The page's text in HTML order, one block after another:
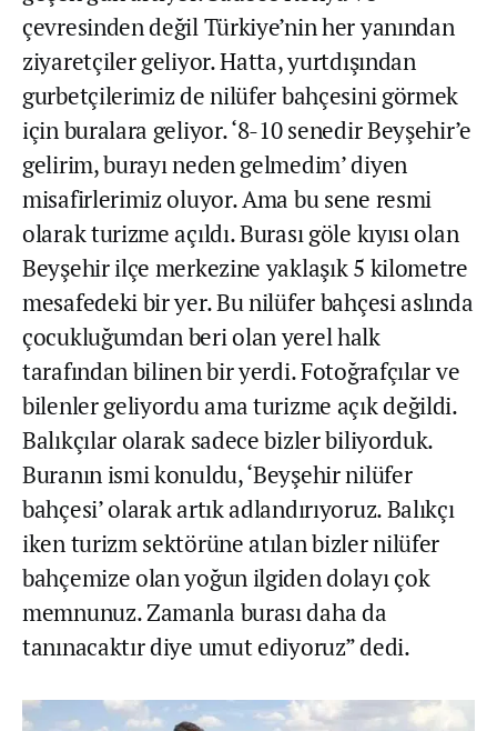
çevresinden değil Türkiye’nin her yanından
ziyaretçiler geliyor. Hatta, yurtdışından
gurbetçilerimiz de nilüfer bahçesini görmek
için buralara geliyor. ‘8-10 senedir Beyşehir’e
gelirim, burayı neden gelmedim’ diyen
misafirlerimiz oluyor. Ama bu sene resmi
olarak turizme açıldı. Burası göle kıyısı olan
Beyşehir ilçe merkezine yaklaşık 5 kilometre
mesafedeki bir yer. Bu nilüfer bahçesi aslında
çocukluğumdan beri olan yerel halk
tarafından bilinen bir yerdi. Fotoğrafçılar ve
bilenler geliyordu ama turizme açık değildi.
Balıkçılar olarak sadece bizler biliyorduk.
Buranın ismi konuldu, ‘Beyşehir nilüfer
bahçesi’ olarak artık adlandırıyoruz. Balıkçı
iken turizm sektörüne atılan bizler nilüfer
bahçemize olan yoğun ilgiden dolayı çok
memnunuz. Zamanla burası daha da
tanınacaktır diye umut ediyoruz” dedi.